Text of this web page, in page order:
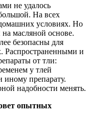
не удалось
На всех
условиях. Но
масляной основе.
безопасны для
Распространенными и
от тли:
у тлей
иному препарату.
надобности менять.
опытных